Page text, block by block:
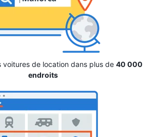
voitures de location dans plus de 40 000
endroits